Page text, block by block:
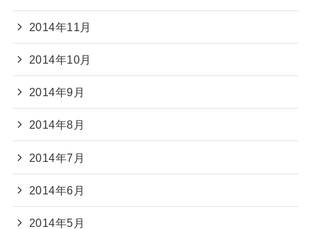
2014年11月
2014年10月
2014年9月
2014年8月
2014年7月
2014年6月
2014年5月